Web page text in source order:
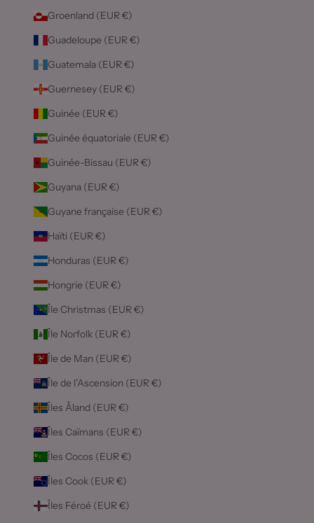
Groenland (EUR €)
Guadeloupe (EUR €)
Guatemala (EUR €)
Guernesey (EUR €)
Guinée (EUR €)
Guinée équatoriale (EUR €)
Guinée-Bissau (EUR €)
Guyana (EUR €)
Guyane française (EUR €)
Haïti (EUR €)
Honduras (EUR €)
Hongrie (EUR €)
Île Christmas (EUR €)
Île Norfolk (EUR €)
Île de Man (EUR €)
Île de l’Ascension (EUR €)
Îles Åland (EUR €)
Îles Caïmans (EUR €)
Îles Cocos (EUR €)
Îles Cook (EUR €)
Îles Féroé (EUR €)